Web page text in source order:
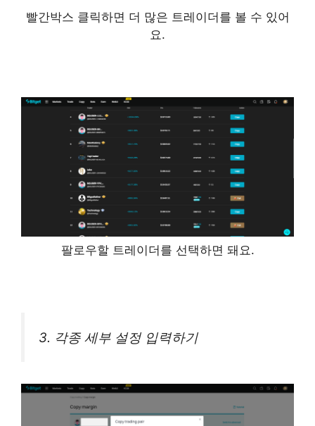
빨간박스 클릭하면 더 많은 트레이더를 볼 수 있어
요.
팔로우할 트레이더를 선택하면 돼요.
3. 각종 세부 설정 입력하기